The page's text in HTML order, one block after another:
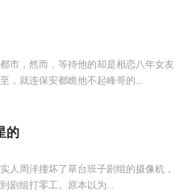
市，然而，等待他的却是相恋八年女友
，就连保安都瞧他不起峰哥的...
的
人周洋撞坏了草台班子剧组的摄像机，
剧组打零工。原本以为...